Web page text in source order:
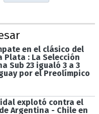
en el clásico del
Plata : La Selección
Sub 23 igualó 3 a 3
por el Preolímpico
explotó contra el
Argentina - Chile en